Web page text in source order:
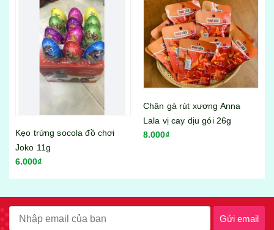
Chân gà rút xương Anna
8.000₫
Bánh tráng trộn Miss Bánh
Gửi email